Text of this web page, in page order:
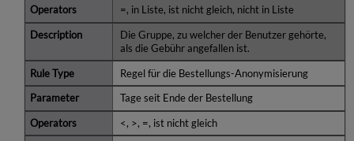
=, in Liste, ist nicht gleich, nicht in Liste
Die Gruppe, zu welcher der Benutzer gehörte,
als die Gebühr angefallen ist.
Regel für die Bestellungs-Anonymisierung
Tage seit Ende der Bestellung
<, >, =, ist nicht gleich